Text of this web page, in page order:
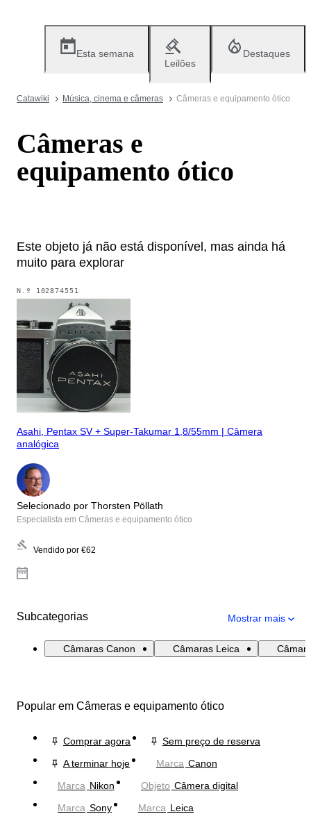
Esta semana
Leilões
Destaques
Catawiki Música, cinema e câmeras Câmeras e equipamento ótico
Câmeras e
equipamento ótico
Este objeto já não está disponível, mas ainda há
muito para explorar
N.º 102874551
Asahi, Pentax SV + Super-Takumar 1,8/55mm | Câmera
analógica
Selecionado por Thorsten Pöllath
Especialista em Câmeras e equipamento ótico
Vendido por €62
Subcategorias Mostrar mais
Câmaras Canon Câmaras Leica
Popular em Câmeras e equipamento ótico
Comprar agora
Sem preço de reserva
A terminar hoje
Marca Canon
Marca Nikon Objeto Câmera digital
Marca Sony Marca Leica